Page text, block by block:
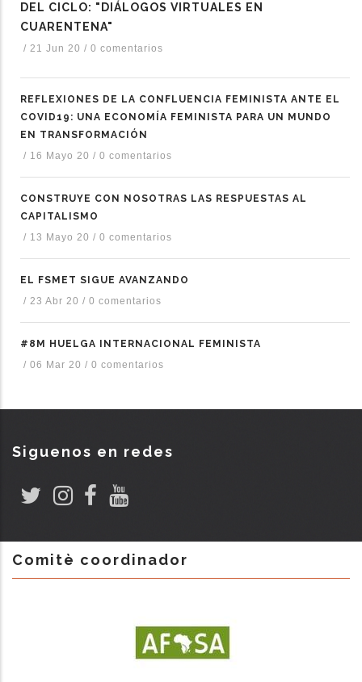
DEL CICLO: "DIÁLOGOS VIRTUALES EN
CUARENTENA"
/ 21 Jun 20 / 0 comentarios
REFLEXIONES DE LA CONFLUENCIA FEMINISTA ANTE EL
COVID19: UNA ECONOMÍA FEMINISTA PARA UN MUNDO
EN TRANSFORMACIÓN
/ 16 Mayo 20 / 0 comentarios
CONSTRUYE CON NOSOTRAS LAS RESPUESTAS AL
CAPITALISMO
/ 13 Mayo 20 / 0 comentarios
EL FSMET SIGUE AVANZANDO
/ 23 Abr 20 / 0 comentarios
#8M HUELGA INTERNACIONAL FEMINISTA
/ 06 Mar 20 / 0 comentarios
Siguenos en redes
Comitè coordinador